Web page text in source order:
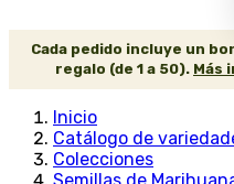
Cada pedido incluye un
regalo (de 1 a 50). Más
Inicio
Catálogo de
Colecciones
Semillas de